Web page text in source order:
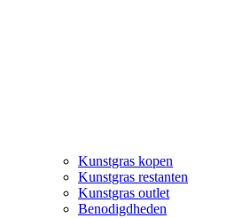
Kunstgras kopen
Kunstgras restanten
Kunstgras outlet
Benodigdheden